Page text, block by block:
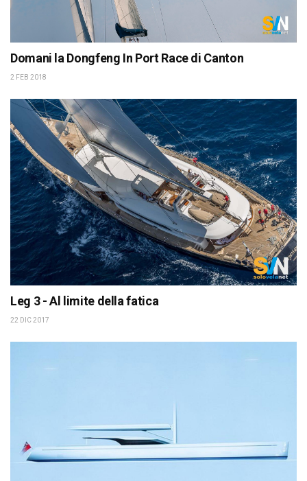
Domani la Dongfeng In Port Race di Canton
2 FEB 2018
Leg 3 - Al limite della fatica
22 DIC 2017